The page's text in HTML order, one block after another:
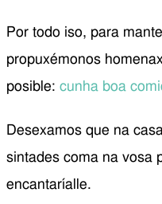
Por todo iso, para
propuxémonos
posible: cunha boa
Desexamos que na
sintades coma na vosa
encantaríalle.